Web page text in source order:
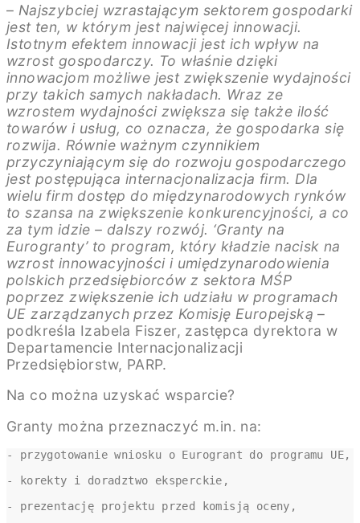
– Najszybciej wzrastającym sektorem gospodarki
jest ten, w którym jest najwięcej innowacji.
Istotnym efektem innowacji jest ich wpływ na
wzrost gospodarczy. To właśnie dzięki
innowacjom możliwe jest zwiększenie wydajności
przy takich samych nakładach. Wraz ze
wzrostem wydajności zwiększa się także ilość
towarów i usług, co oznacza, że gospodarka się
rozwija. Równie ważnym czynnikiem
przyczyniającym się do rozwoju gospodarczego
jest postępująca internacjonalizacja firm. Dla
wielu firm dostęp do międzynarodowych rynków
to szansa na zwiększenie konkurencyjności, a co
za tym idzie – dalszy rozwój. ‘Granty na
Eurogranty’ to program, który kładzie nacisk na
wzrost innowacyjności i umiędzynarodowienia
polskich przedsiębiorców z sektora MŚP
poprzez zwiększenie ich udziału w programach
UE zarządzanych przez Komisję Europejską –
podkreśla Izabela Fiszer, zastępca dyrektora w
Departamencie Internacjonalizacji
Przedsiębiorstw, PARP.
Na co można uzyskać wsparcie?
Granty można przeznaczyć m.in. na:
- przygotowanie wniosku o Eurogrant do programu UE,
- korekty i doradztwo eksperckie,
- prezentację projektu przed komisją oceny,